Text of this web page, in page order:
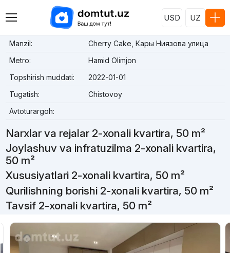
USD UZ
Manzil:
Cherry Cake, Кары Ниязова улица
Metro:
Hamid Olimjon
Topshirish muddati:
2022-01-01
Tugatish:
Chistovoy
Avtoturargoh:
Narxlar va rejalar 2-xonali kvartira, 50 m²
Joylashuv va infratuzilma 2-xonali kvartira,
50 m²
Xususiyatlari 2-xonali kvartira, 50 m²
Qurilishning borishi 2-xonali kvartira, 50 m²
Tavsif 2-xonali kvartira, 50 m²